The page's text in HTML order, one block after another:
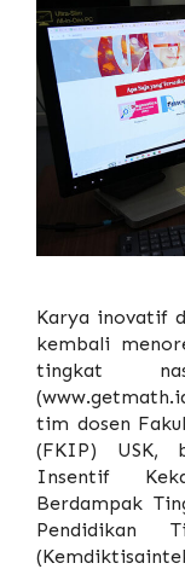
Karya inovatif
kembali
tingkat
tim dosen
(FKIP) USK,
Insentif
Berdampak
Pendidikan